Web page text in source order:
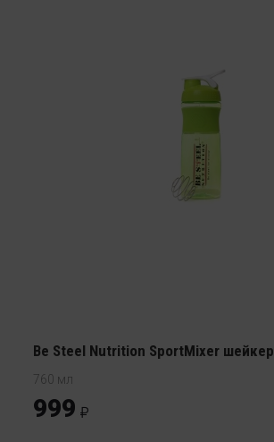
Be Steel Nutrition SportMixer шейкер
760 мл
999